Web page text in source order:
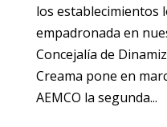
los establecimientos
empadronada en
Concejalía de
Creama pone en
AEMCO la segunda...